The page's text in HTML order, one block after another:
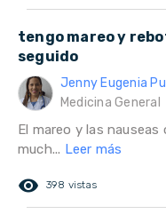
tengo mareo y
seguido
Jenny Eugenia
Medicina General
El mareo y las
much... Leer más
remove_red_eye 398 vistas